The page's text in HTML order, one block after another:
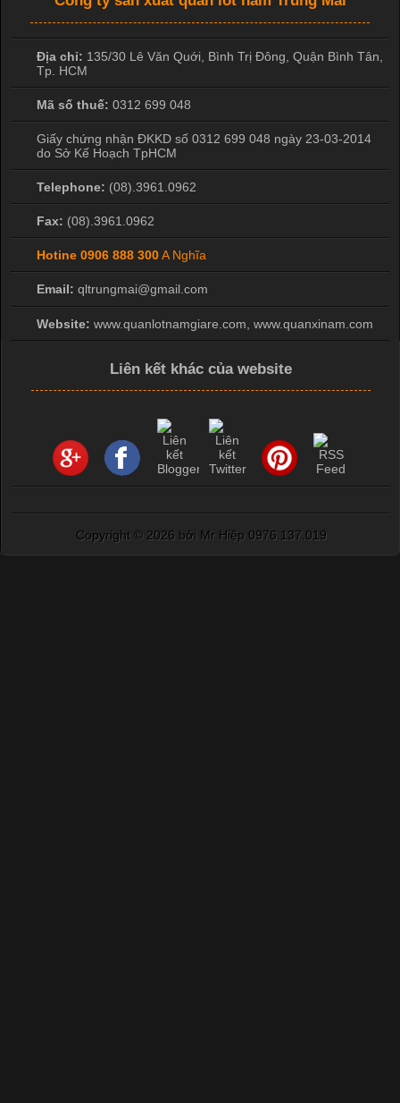
Địa chỉ: 135/30 Lê Văn Quới, Bình Trị Đông Quận Bình Tân
Tp. HCM
Mã số thuế: 0312 699 048
Giấy chứng nhận ĐKKD số 0312 699 048 ngày 23-03-2014
do Sở Kế Hoạch TpHCM
Telephone: (08).3961.0962
Fax: (08).3961.0962
Hotine 0906 888 300A Nghĩa
Email: qltrungmai@gmail.com
Website: www.quanlotnamgiare.com, www.quanxinam.com
Liên kết khác của website
Copyright © 2026 bởi Mr Hiệp 0976.137.019